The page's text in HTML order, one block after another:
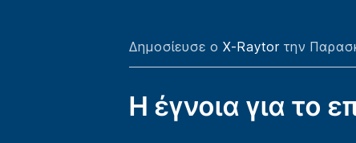
Δημοσίευσε ο X-Raytorτην
Η έγνοια για το